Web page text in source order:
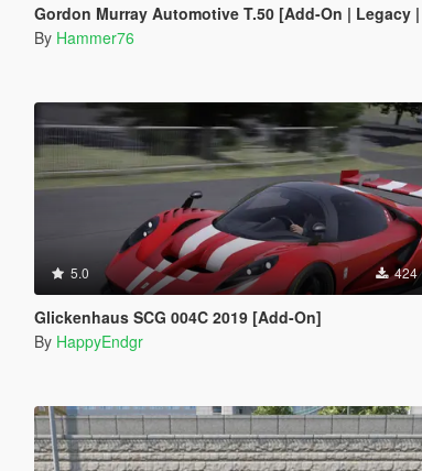
Gordon Murray Automotive T.50 [Add-On | Legacy | Enhanced]
By Hammer76
5.0 424
Glickenhaus SCG 004C 2019 [Add-On]
By HappyEndgr